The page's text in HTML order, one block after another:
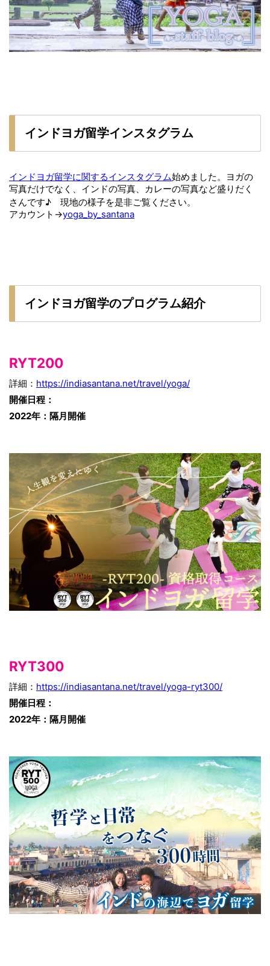
インドヨガ留学インスタグラム
インドヨガ留学に関するインスタグラム始めました。ヨガの
写真だけでなく、インドの写真、カレーの写真など盛りだく
さんです♪ 現地の様子を是非ご覧ください。
アカウント→yoga_by_santana
インドヨガ留学のプログラム紹介
RYT200
詳細： https://indiasantana.net/travel/yoga/
開催日程：
2022年：隔月開催
RYT300
詳細： https://indiasantana.net/travel/yoga-ryt300/
開催日程：
2022年：隔月開催